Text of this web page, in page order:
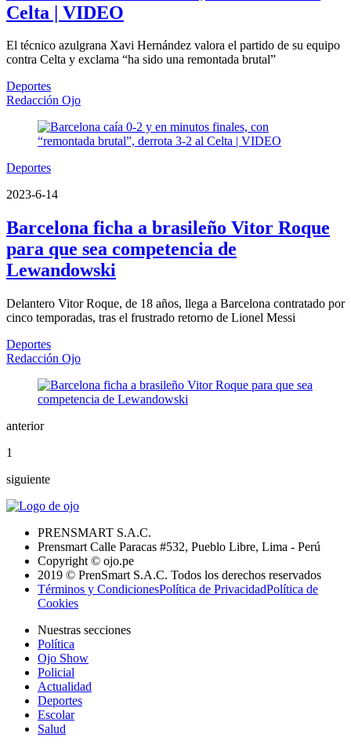
Celta | VIDEO
El técnico azulgrana Xavi Hernández valora el partido de su equipo
contra Celta y exclama “ha sido una remontada brutal”
Deportes
Redacción Ojo
Deportes
2023-6-14
Barcelona ficha a brasileño Vitor Roque
para que sea competencia de
Lewandowski
Delantero Vitor Roque, de 18 años, llega a Barcelona contratado por
cinco temporadas, tras el frustrado retorno de Lionel Messi
Deportes
Redacción Ojo
anterior
1
siguiente
PRENSMART S.A.C.
Prensmart Calle Paracas #532, Pueblo Libre, Lima - Perú
Copyright © ojo.pe
2019 © PrenSmart S.A.C. Todos los derechos reservados
Términos y CondicionesPolítica de PrivacidadPolítica de
Cookies
Nuestras secciones
Política
Ojo Show
Policial
Actualidad
Deportes
Escolar
Salud